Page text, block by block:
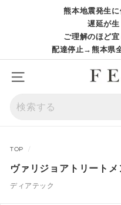
熊本地震発生に
遅延が生
ご理解のほど宜
配達停止→熊本県
サイトナビゲーション
TOP /
ヴァリジョアトリート
ディアテック